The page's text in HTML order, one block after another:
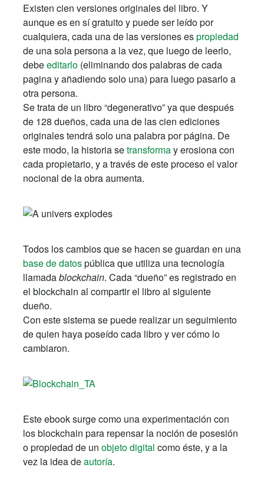
Existen cien versiones originales del libro. Y
aunque es en sí gratuito y puede ser leído por
cualquiera, cada una de las versiones espropiedad
de una sola persona a la vez, que luego de leerlo,
debeeditarlo (eliminando dos palabras de cada
pagina y añadiendo solo una) para luego pasarlo a
otra persona.
Se trata de un libro “degenerativo” ya que después
de 128 dueños, cada una de las cien ediciones
originales tendrá solo una palabra por página. De
este modo, la historia setransformay erosiona con
cada propietario, y a través de este proceso el valor
nocional de la obra aumenta.
Todos los cambios que se hacen se guardan en una
base de datospública que utiliza una tecnología
llamadablockchain. Cada “dueño” es registrado en
el blockchain al compartir el libro al siguiente
dueño.
Con este sistema se puede realizar un seguimiento
de quien haya poseído cada libro y ver cómo lo
cambiaron.
Este ebook surge como una experimentación con
los blockchain para repensar la noción de posesión
o propiedad de un objeto digital como éste, y a la
vez la idea deautoría.